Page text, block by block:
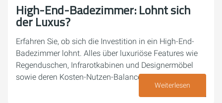
High-End-Badezimmer: Lohnt sich
der Luxus?
Erfahren Sie, ob sich die Investition in ein High-End-
Badezimmer lohnt. Alles über luxuriöse Features wie
Regenduschen, Infrarotkabinen und Designermöbel
sowie deren Kosten-Nutzen-Balance.
Weiterlesen